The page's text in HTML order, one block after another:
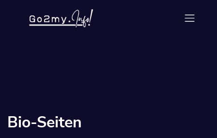
Bio-Seiten